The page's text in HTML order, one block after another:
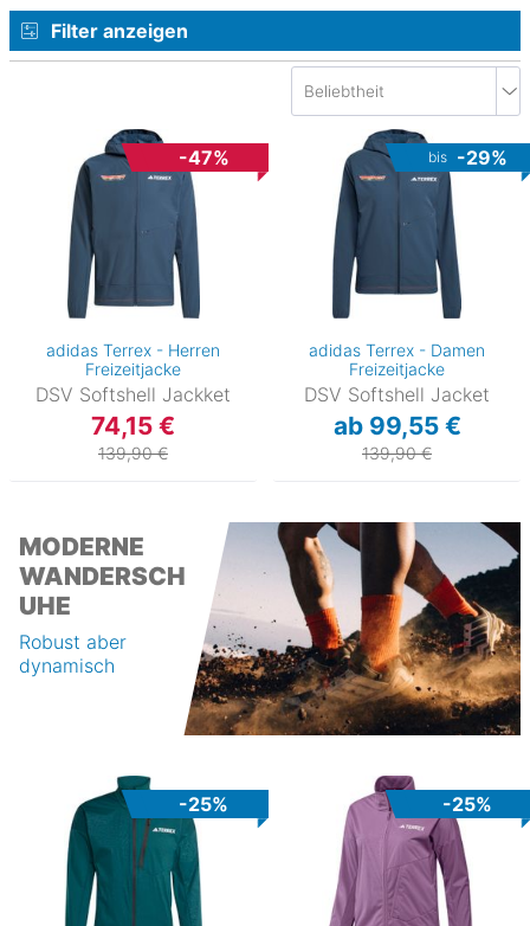
Filter anzeigen
-47%
adidas Terrex - Herren
Freizeitjacke
DSV Softshell Jackket
74,15 €
139,90 €
bis -29%
adidas Terrex - Damen
Freizeitjacke
DSV Softshell Jacket
ab 99,55 €
139,90 €
MODERNE
WANDERSCH
UHE
Robust aber
dynamisch
-25% -25%